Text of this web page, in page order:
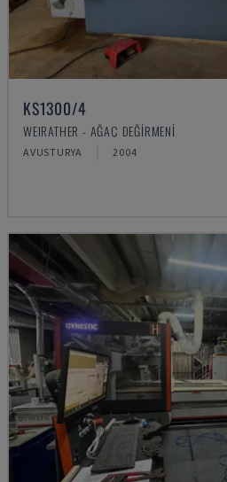
KS1300/4
WEIRATHER - AĞAÇ DEĞIRMENI
AVUSTURYA 2004